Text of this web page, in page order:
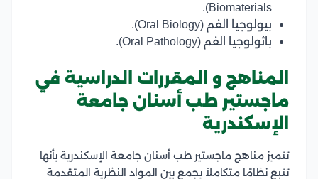
Biomaterials).
بيولوجيا الفم (Oral Biology).
باثولوجيا الفم (Oral Pathology).
المناهج و المقررات الدراسية في
ماجستير طب أسنان جامعة
الإسكندرية
تتميز مناهج ماجستير طب أسنان جامعة الإسكندرية بأنها
تتبع نظامًا متكاملاً يجمع بين المواد النظرية المتقدمة